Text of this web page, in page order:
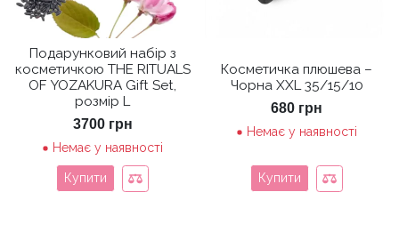
Подарунковий набір з
косметичкою THE RITUALS
OF YOZAKURA Gift Set,
розмір L
3700 грн
Немає у наявності
Купити
Косметичка плюшева –
Чорна XXL 35/15/10
680 грн
Немає у наявності
Купити